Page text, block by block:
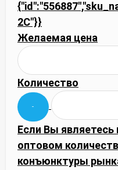
2C"}}
Желаемая цена
Количество
Если Вы
оптовом
конъюнктуры